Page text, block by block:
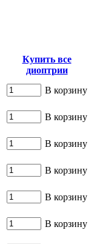
Купить все
диоптрии
В корзину
В корзину
В корзину
В корзину
В корзину
В корзину